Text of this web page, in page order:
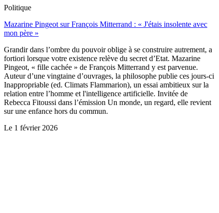
Politique
Mazarine Pingeot sur François Mitterrand : « J'étais insolente avec
mon père »
Grandir dans l’ombre du pouvoir oblige à se construire autrement, a
fortiori lorsque votre existence relève du secret d’Etat. Mazarine
Pingeot, « fille cachée » de François Mitterrand y est parvenue.
Auteur d’une vingtaine d’ouvrages, la philosophe publie ces jours-ci
Inappropriable (ed. Climats Flammarion), un essai ambitieux sur la
relation entre l’homme et l'intelligence artificielle. Invitée de
Rebecca Fitoussi dans l’émission Un monde, un regard, elle revient
sur une enfance hors du commun.
Le 1 février 2026